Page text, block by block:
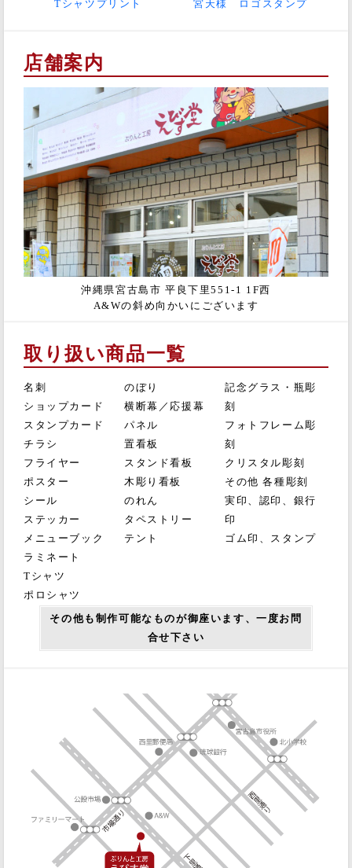
Tシャツプリント 宮天様 ロゴスタンプ
店舗案内
沖縄県宮古島市 平良下里551-1 1F西
A&Wの斜め向かいにございます
取り扱い商品一覧
名刺
ショップカード
スタンプカード
チラシ
フライヤー
ポスター
シール
ステッカー
メニューブック
ラミネート
Tシャツ
ポロシャツ
のぼり
横断幕／応援幕
パネル
置看板
スタンド看板
木彫り看板
のれん
タペストリー
テント
記念グラス・瓶彫
刻
フォトフレーム彫
刻
クリスタル彫刻
その他 各種彫刻
実印、認印、銀行
印
ゴム印、スタンプ
その他も制作可能なものが御座います、一度お問
合せ下さい